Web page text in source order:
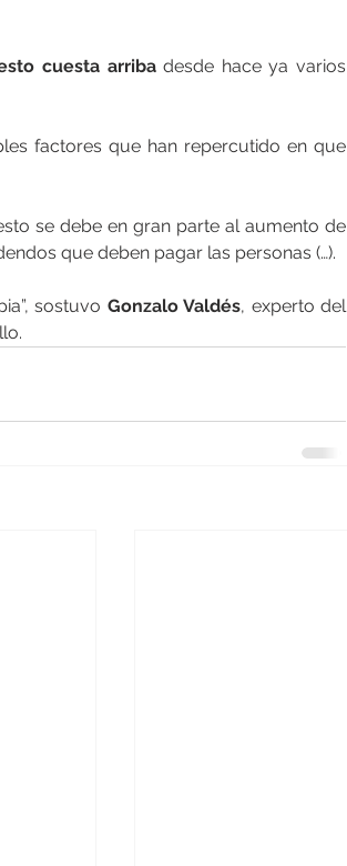
cuesta arriba desde hace ya varios
factores que han repercutido en que
se debe en gran parte al aumento de
que deben pagar las personas (…).
sostuvo Gonzalo Valdés, experto del